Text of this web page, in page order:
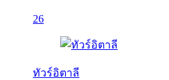
26
ทัวร์อิตาลี